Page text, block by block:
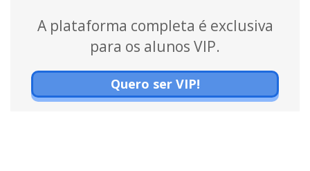
A plataforma completa é exclusiva
para os alunos VIP.
Quero ser VIP!